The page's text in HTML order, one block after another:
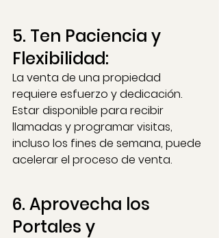
5. Ten Paciencia y
Flexibilidad:
La venta de una propiedad
requiere esfuerzo y dedicación.
Estar disponible para recibir
llamadas y programar visitas,
incluso los fines de semana, puede
acelerar el proceso de venta.
6. Aprovecha los
Portales y